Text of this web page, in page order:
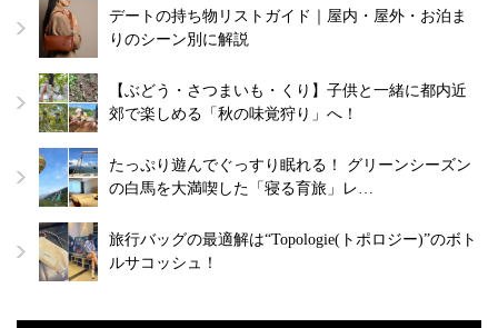
デートの持ち物リストガイド｜屋内・屋外・お泊ま
りのシーン別に解説
【ぶどう・さつまいも・くり】子供と一緒に都内近
郊で楽しめる「秋の味覚狩り」へ！
たっぷり遊んでぐっすり眠れる！ グリーンシーズン
の白馬を大満喫した「寝る育旅」レ…
旅行バッグの最適解は“Topologie(トポロジー)”のボト
ルサコッシュ！